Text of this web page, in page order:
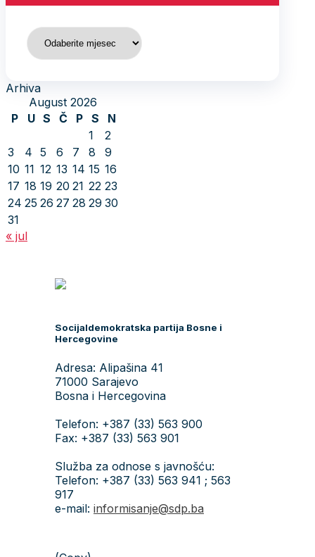
Arhiva
Arhiva
August 2026
P
U S Č P S
N
1
2
3
4 5 6 7 8
9
10 11 12 13 14 15 16
17 18 19 20 21 22 23
24 25 26 27 28 29 30
31
« jul
Socijaldemokratska partija Bosne i
Hercegovine
Adresa: Alipašina 41
71000 Sarajevo
Bosna i Hercegovina
Telefon: +387 (33) 563 900
Fax: +387 (33) 563 901
Služba za odnose s javnošću:
Telefon: +387 (33) 563 941 ; 563
917
e-mail: informisanje@sdp.ba